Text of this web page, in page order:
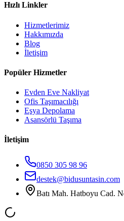
Hızlı Linkler
Hizmetlerimiz
Hakkımızda
Blog
İletişim
Popüler Hizmetler
Evden Eve Nakliyat
Ofis Taşımacılığı
Eşya Depolama
Asansörlü Taşıma
İletişim
0850 305 98 96
destek@bidusuntasin.com
Batı Mah. Hatboyu Cad.